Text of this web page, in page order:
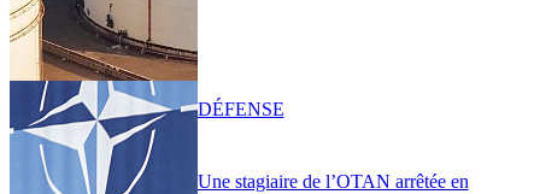
Une stagiaire de l’OTAN arrêtée en
DÉFENSE